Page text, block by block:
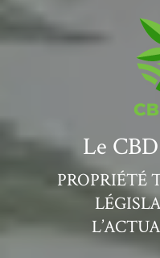
Le
PROPRIÉTÉ